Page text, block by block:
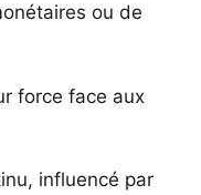
ou de
force face aux
influencé par